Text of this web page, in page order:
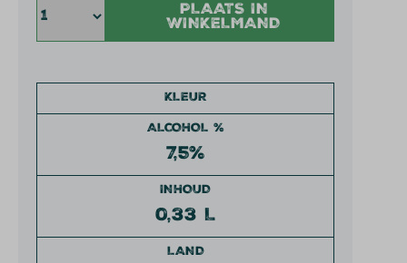
KLEUR
ALCOHOL %
7,5%
INHOUD
0,33 L
LAND
PLAATS IN
WINKELMAND